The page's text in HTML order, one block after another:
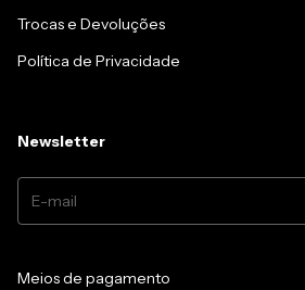
Trocas e Devoluções
Política de Privacidade
Newsletter
Meios de pagamento